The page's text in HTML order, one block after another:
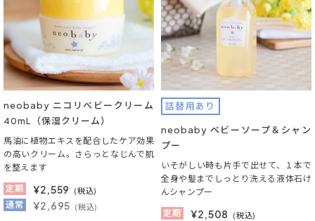
neobaby ニコリベビークリーム
40mL（保湿クリーム）
馬油に植物エキスを配合したケア効果
の高いクリーム。さらっとなじんで肌
を整えます
定期
¥2,559 (税込)
通常 ¥2,695 (税込)
詰替用あり
neobaby ベビーソープ＆シャン
プー
いそがしい時も片手で出せて、１本で
全身や髪までしっとり洗える液体石け
んシャンプー
定期
¥2,508 (税込)